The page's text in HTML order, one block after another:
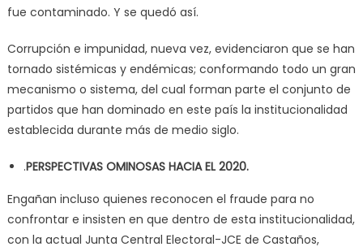
fue contaminado. Y se quedó así.
Corrupción e impunidad, nueva vez, evidenciaron que se han
tornado sistémicas y endémicas; conformando todo un gran
mecanismo o sistema, del cual forman parte el conjunto de
partidos que han dominado en este país la institucionalidad
establecida durante más de medio siglo.
.PERSPECTIVAS OMINOSAS HACIA EL 2020.
Engañan incluso quienes reconocen el fraude para no
confrontar e insisten en que dentro de esta institucionalidad,
con la actual Junta Central Electoral-JCE de Castaños,